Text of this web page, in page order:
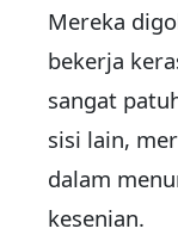
Mereka
bekerja
sangat
sisi lain,
dalam
kesenian.